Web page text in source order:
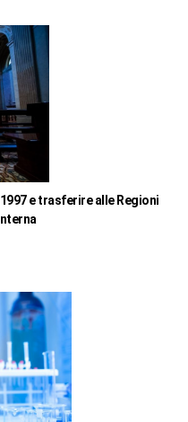
e trasferire alle Regioni